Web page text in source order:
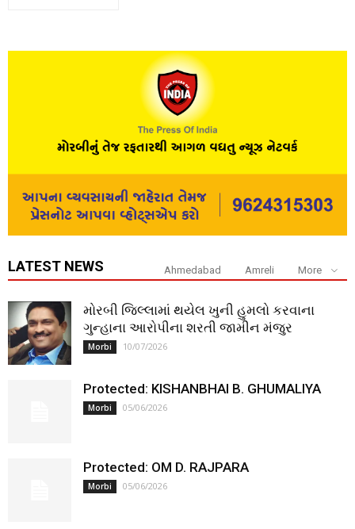
LATEST NEWS Ahmedabad Amreli More
મોરબી જિલ્લામાં થયેલ ખુની હુમલો કરવાના
ગુન્હાના આરોપીના શરતી જામીન મંજુર
Morbi 10/07/2026
Protected: KISHANBHAI B. GHUMALIYA
Morbi 05/06/2026
Protected: OM D. RAJPARA
Morbi 05/06/2026